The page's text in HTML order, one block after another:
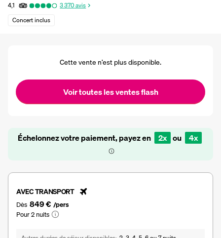
4,1 3 370avis
Concert inclus
Cette vente n’est plus disponible.
Voir toutes les ventes flash
Échelonnez votre paiement, payez en 2x ou 4x
AVEC TRANSPORT
Dès 849 € /pers
Pour 2 nuits